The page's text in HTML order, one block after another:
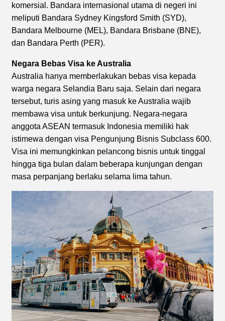
komersial. Bandara internasional utama di negeri ini
meliputi Bandara Sydney Kingsford Smith (SYD),
Bandara Melbourne (MEL), Bandara Brisbane (BNE),
dan Bandara Perth (PER).
Negara Bebas Visa ke Australia
Australia hanya memberlakukan bebas visa kepada
warga negara Selandia Baru saja. Selain dari negara
tersebut, turis asing yang masuk ke Australia wajib
membawa visa untuk berkunjung. Negara-negara
anggota ASEAN termasuk Indonesia memiliki hak
istimewa dengan visa Pengunjung Bisnis Subclass 600.
Visa ini memungkinkan pelancong bisnis untuk tinggal
hingga tiga bulan dalam beberapa kunjungan dengan
masa perpanjang berlaku selama lima tahun.